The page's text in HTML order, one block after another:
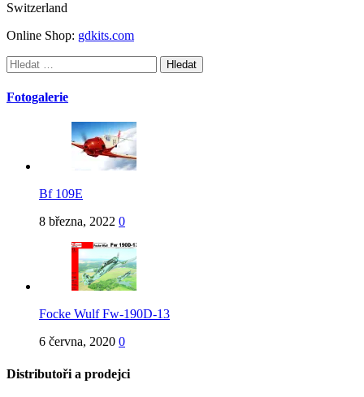
Switzerland
Online Shop: gdkits.com
Vyhledávání
Fotogalerie
Bf 109E
8 března, 2022 0
Focke Wulf Fw-190D-13
6 června, 2020 0
Distributoři a prodejci